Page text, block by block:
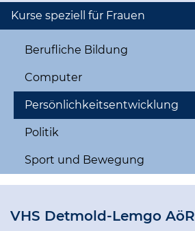
Kurse speziell für Frauen
Berufliche Bildung
Computer
Persönlichkeitsentwicklung
Politik
Sport und Bewegung
VHS Detmold-Lemgo AöR